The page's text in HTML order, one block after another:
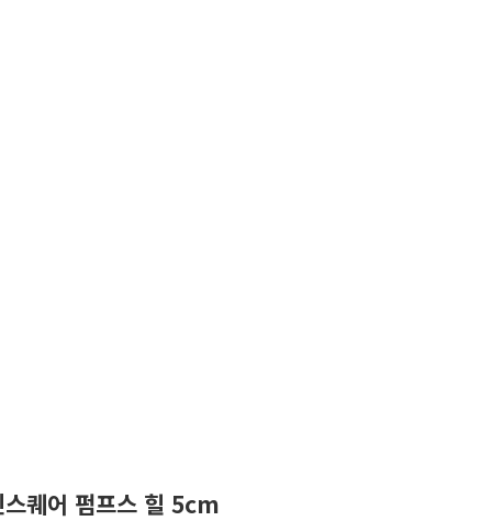
퀘어 펌프스 힐 5cm